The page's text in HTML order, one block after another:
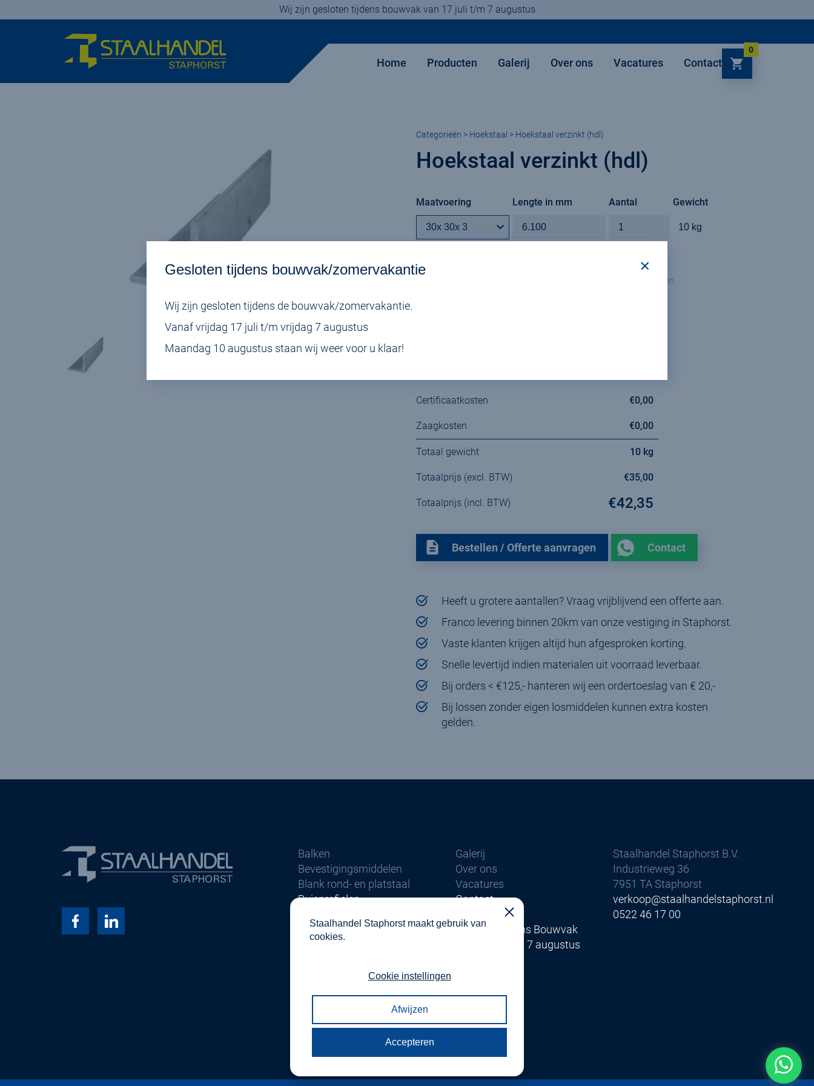
Wij zijn gesloten tijdens bouwvak van 17 juli t/m 7 augustus
Home Producten Galerij Over ons Vacatures Contact
0
Winkelmand
Categorieën > Hoekstaal > Hoekstaal verzinkt (hdl)
Hoekstaal verzinkt (hdl)
Maatvoering Lengte in mm Aantal Gewicht
*De werktekening hiervan kan worden geüpload tijdens het afrekenen.
Certificaatkosten €0,00
Zaagkosten €0,00
Totaal gewicht 10 kg
Totaalprijs (excl. BTW) €35,00
Totaalprijs (incl. BTW) €42,35
Bestellen / Offerte aanvragen Contact
Heeft u grotere aantallen? Vraag vrijblijvend een offerte aan.
Franco levering binnen 20km van onze vestiging in Staphorst.
Vaste klanten krijgen altijd hun afgesproken korting.
Snelle levertijd indien materialen uit voorraad leverbaar.
Bij orders < €125,- hanteren wij een ordertoeslag van € 20,-
Bij lossen zonder eigen losmiddelen kunnen extra kosten
gelden.
Balken
Bevestigingsmiddelen
Blank rond- en platstaal
Buisprofielen
Kokerprofielen
Galerij
Over ons
Vacatures
Contact
Gesloten tijdens Bouwvak
Van 17 juli t/m 7 augustus
Staalhandel Staphorst B.V.
Industrieweg 36
7951 TA Staphorst
verkoop@staalhandelstaphorst.nl
0522 46 17 00
Gesloten tijdens bouwvak/zomervakantie
Wij zijn gesloten tijdens de bouwvak/zomervakantie.
Vanaf vrijdag 17 juli t/m vrijdag 7 augustus
Maandag 10 augustus staan wij weer voor u klaar!
Staalhandel Staphorst maakt gebruik van
cookies.
Close
Cookie instellingen
Afwijzen
Accepteren